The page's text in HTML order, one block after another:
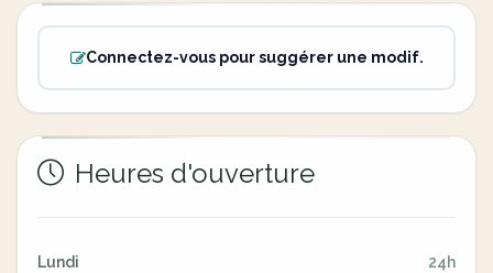
Connectez-vous pour suggérer une modif.
Heures d'ouverture
Lundi 24h